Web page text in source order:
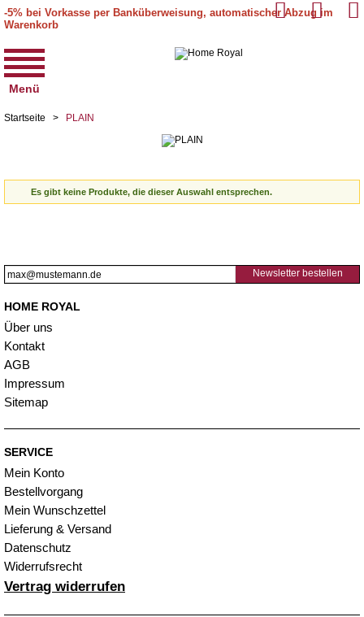
-5% bei Vorkasse per Banküberweisung, automatischer Abzug im
Warenkorb
Menü
Startseite > PLAIN
Es gibt keine Produkte, die dieser Auswahl entsprechen.
Newsletter bestellen
HOME ROYAL
Über uns
Kontakt
AGB
Impressum
Sitemap
SERVICE
Mein Konto
Bestellvorgang
Mein Wunschzettel
Lieferung & Versand
Datenschutz
Widerrufsrecht
Vertrag widerrufen